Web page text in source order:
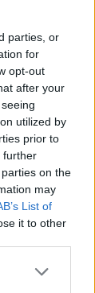
parties, or
for
opt-out
after your
utilized by
prior to
further
on the
may
List of
it to other
Google
‘
non
è
e